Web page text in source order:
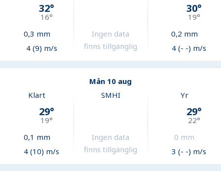
32°
16°
0,3 mm
4 (9) m/s
Ingen data
finns tillgänglig
30°
19°
0,2 mm
4 (- -) m/s
Mån 10 aug
Klart
29°
19°
0,1 mm
4 (10) m/s
SMHI
Ingen data
finns tillgänglig
Yr
29°
22°
0 mm
3 (- -) m/s